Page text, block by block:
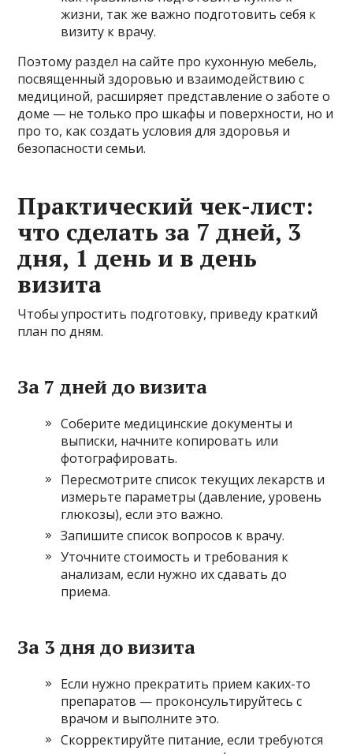
жизни, так же важно подготовить себя к
визиту к врачу.
Поэтому раздел на сайте про кухонную мебель,
посвященный здоровью и взаимодействию с
медициной, расширяет представление о заботе о
доме — не только про шкафы и поверхности, но и
про то, как создать условия для здоровья и
безопасности семьи.
Практический чек-лист:
что сделать за 7 дней, 3
дня, 1 день и в день
визита
Чтобы упростить подготовку, приведу краткий
план по дням.
За 7 дней до визита
Соберите медицинские документы и
выписки, начните копировать или
фотографировать.
Пересмотрите список текущих лекарств и
измерьте параметры (давление, уровень
глюкозы), если это важно.
Запишите список вопросов к врачу.
Уточните стоимость и требования к
анализам, если нужно их сдавать до
приема.
За 3 дня до визита
Если нужно прекратить прием каких-то
препаратов — проконсультируйтесь с
врачом и выполните это.
Скорректируйте питание, если требуются